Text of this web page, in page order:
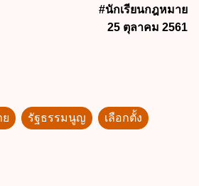
#นักเรียนกฎหมาย
25 ตุลาคม 2561
รัฐธรรมนูญ เลือกตั้ง